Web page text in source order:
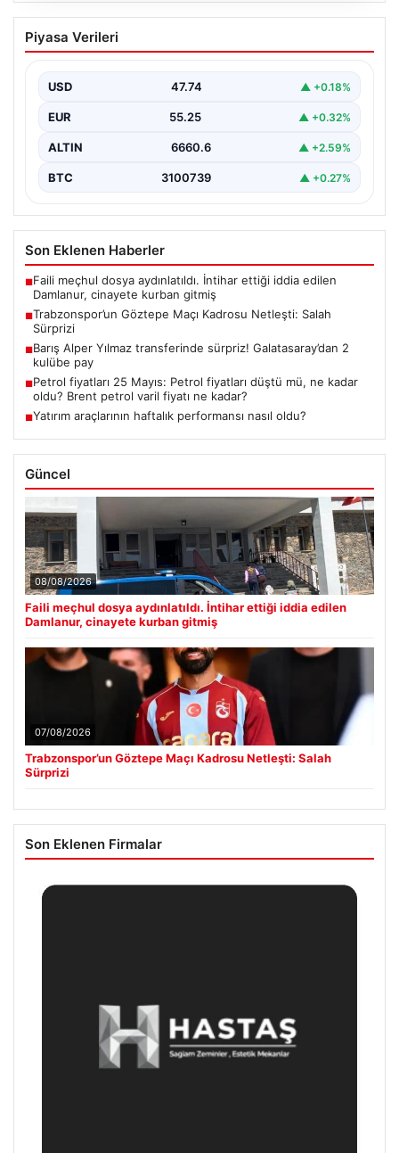
Trabzonspor’un Göztepe Maçı Kadrosu
Netleşti: Salah Sürprizi
veda edeceği jübile maçında yarın akşam kozlarını
paylaşacak.…
Piyasa Verileri
USD 47.74 ▲ +0.18%
EUR 55.25 ▲ +0.32%
ALTIN 6660.6 ▲ +2.59%
BTC 3100739 ▲ +0.27%
Son Eklenen Haberler
■Faili meçhul dosya aydınlatıldı. İntihar ettiği iddia edilen
Damlanur, cinayete kurban gitmiş
■Trabzonspor’un Göztepe Maçı Kadrosu Netleşti: Salah
Sürprizi
■Barış Alper Yılmaz transferinde sürpriz! Galatasaray’dan 2
kulübe pay
■Petrol fiyatları 25 Mayıs: Petrol fiyatları düştü mü, ne kadar
oldu? Brent petrol varil fiyatı ne kadar?
■Yatırım araçlarının haftalık performansı nasıl oldu?
Güncel
08/08/2026
Faili meçhul dosya aydınlatıldı. İntihar ettiği iddia edilen
Damlanur, cinayete kurban gitmiş
07/08/2026
Trabzonspor’un Göztepe Maçı Kadrosu Netleşti: Salah
Sürprizi
Son Eklenen Firmalar